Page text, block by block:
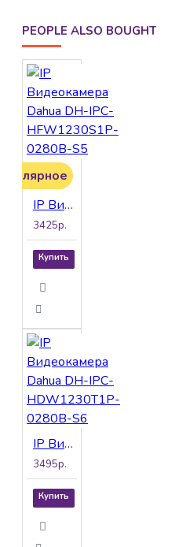
PEOPLE ALSO BOUGHT
IP Видеокамера Dahua DH-IPC-HFW1230S1P-0280B-S5
3425р.
Купить
IP Видеокамера Dahua DH-IPC-HDW1230T1P-0280B-S6
3495р.
Купить